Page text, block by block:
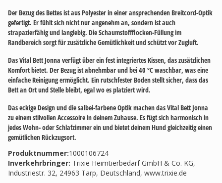
Der Bezug des Bettes ist aus Polyester in einer ansprechenden Breitcord-Optik
gefertigt. Er fühlt sich nicht nur angenehm an, sondern ist auch
strapazierfähig und langlebig. Die Schaumstoffflocken-Füllung im
Randbereich sorgt für zusätzliche Gemütlichkeit und schützt vor Zugluft.
Das Vital Bett Jonna verfügt über ein fest integriertes Kissen, das zusätzlichen
Komfort bietet. Der Bezug ist abnehmbar und bei 40 °C waschbar, was eine
einfache Reinigung ermöglicht. Ein rutschfester Boden stellt sicher, dass das
Bett an Ort und Stelle bleibt, egal wo es platziert wird.
Das eckige Design und die salbei-farbene Optik machen das Vital Bett Jonna
zu einem stilvollen Accessoire in deinem Zuhause. Es fügt sich harmonisch in
jedes Wohn- oder Schlafzimmer ein und bietet deinem Hund gleichzeitig einen
gemütlichen Rückzugsort.
Produktnummer:1000106724
Inverkehrbringer: Trixie Heimtierbedarf GmbH & Co. KG,
Industriestr. 32, 24963 Tarp, Deutschland, www.trixie.de